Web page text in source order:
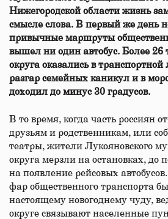
Нижегородской области жизнь
смысле слова. В первый же день
привычные маршруты
вышел ни один автобус. Более 26
округа оказались в
разгар семейных каникул и в
доходил до минус 30 градусов.
В то время, когда часть россиян
друзьям и родственникам, или
театры, жители Лукояновского
округа мерзли на остановках, до
на появление рейсовых
фар общественного транспорта
настоящему новогоднему чуду,
округе связывают населенные